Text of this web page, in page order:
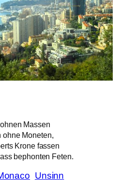
Massen
ohne Moneten,
Krone fassen
bephonten Feten.
Unsinn